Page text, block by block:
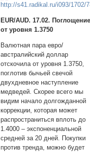
EUR/AUD. 17.02.
от уровня 1.3750
Валютная пара евро/
австралийский доллар
отскочила от уровня 1.3750,
поглотив бычьей свечой
двухдневное наступление
медведей. Скорее всего мы
видим начало долгожданной
коррекции, которая может
распространиться вплоть до
1.4000 – экспоненциальной
средней за 20 дней. Покупки
против тренда, можно будет